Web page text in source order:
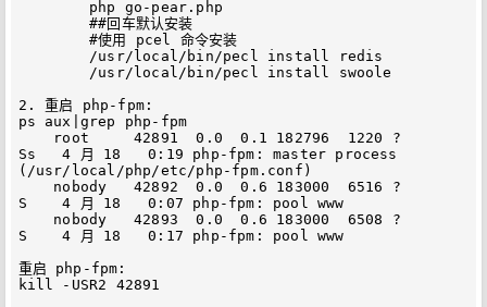
        ##回车默认安装
        #使用 pcel 命令安装
2. 重启 php-fpm:
ps aux|grep php-fpm
Ss   4 月 18   0:19 php-fpm: master process
(/usr/local/php/etc/php-fpm.conf)
S    4 月 18   0:07 php-fpm: pool www
S    4 月 18   0:17 php-fpm: pool www
重启 php-fpm:
kill -USR2 42891